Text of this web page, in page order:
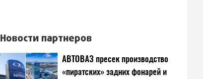
Новости партнеров
АВТОВАЗ пресек производство
«пиратских» задних фонарей и